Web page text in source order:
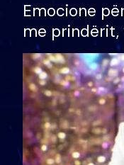
Emocione
me prindërit,
divorci apo